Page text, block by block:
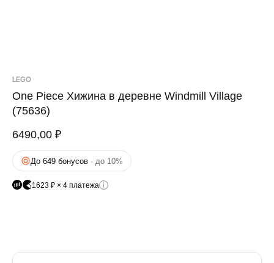
One Piece Хижина в деревне Windmill Village
(75636)
LEGO
6490,00 ₽
До 649 бонусов · до 10%
1623 ₽ × 4 платежа